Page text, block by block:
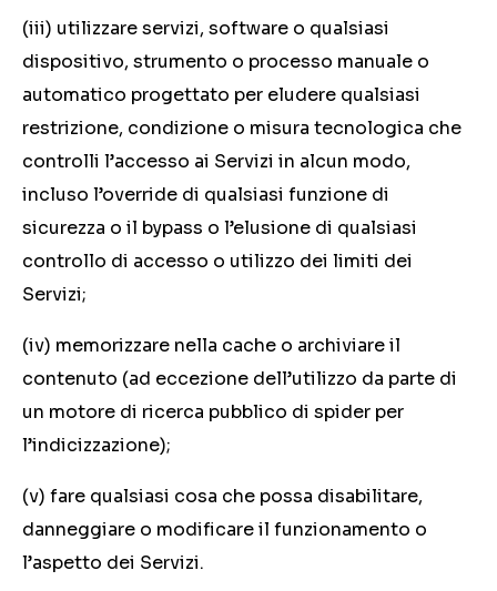
(iii) utilizzare servizi, software o qualsiasi
dispositivo, strumento o processo manuale o
automatico progettato per eludere qualsiasi
restrizione, condizione o misura tecnologica che
controlli l’accesso ai Servizi in alcun modo,
incluso l’override di qualsiasi funzione di
sicurezza o il bypass o l’elusione di qualsiasi
controllo di accesso o utilizzo dei limiti dei
Servizi;
(iv) memorizzare nella cache o archiviare il
contenuto (ad eccezione dell’utilizzo da parte di
un motore di ricerca pubblico di spider per
l’indicizzazione);
(v) fare qualsiasi cosa che possa disabilitare,
danneggiare o modificare il funzionamento o
l’aspetto dei Servizi.